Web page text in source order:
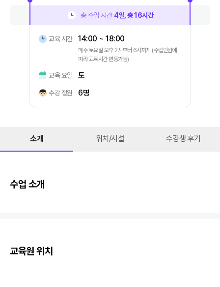
총 수업 시간 4일, 총16시간
교육 시간 14:00 ~ 18:00
매주 토요일 오후 2시부터 6시까지 (수업인원에
따라 교육시간 변동가능)
교육 요일 토
수강 정원 6명
소개 위치/시설 수강생 후기
수업 소개
교육원 위치